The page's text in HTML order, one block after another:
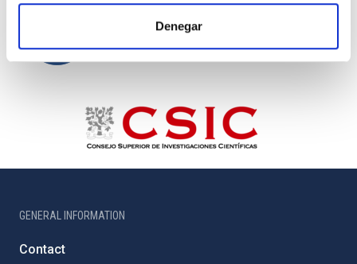
Denegar
GENERAL INFORMATION
Contact